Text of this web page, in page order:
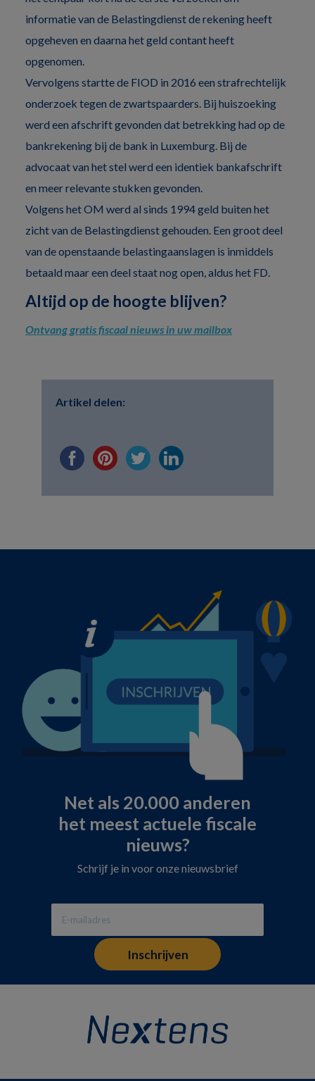
informatie van de Belastingdienst de rekening heeft
opgeheven en daarna het geld contant heeft
opgenomen.
Vervolgens startte de FIOD in 2016 een strafrechtelijk
onderzoek tegen de zwartspaarders. Bij huiszoeking
werd een afschrift gevonden dat betrekking had op de
bankrekening bij de bank in Luxemburg. Bij de
advocaat van het stel werd een identiek bankafschrift
en meer relevante stukken gevonden.
Volgens het OM werd al sinds 1994 geld buiten het
zicht van de Belastingdienst gehouden. Een groot deel
van de openstaande belastingaanslagen is inmiddels
betaald maar een deel staat nog open, aldus het FD.
Altijd op de hoogte blijven?
Ontvang gratis fiscaal nieuws in uw mailbox
Artikel delen:
Net als 20.000 anderen
het meest actuele fiscale
nieuws?
Schrijf je in voor onze nieuwsbrief